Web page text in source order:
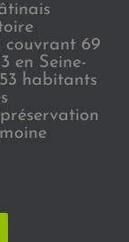
couvrant 69
en Seine-
habitants